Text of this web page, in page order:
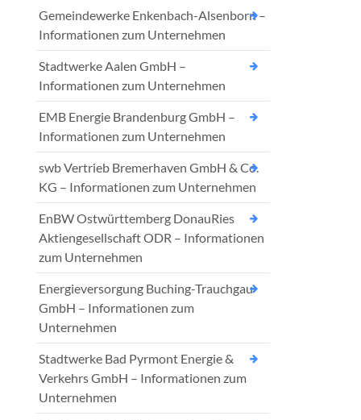
Gemeindewerke Enkenbach-Alsenborn –
Informationen zum Unternehmen
Stadtwerke Aalen GmbH –
Informationen zum Unternehmen
EMB Energie Brandenburg GmbH –
Informationen zum Unternehmen
swb Vertrieb Bremerhaven GmbH & Co.
KG – Informationen zum Unternehmen
EnBW Ostwürttemberg DonauRies
Aktiengesellschaft ODR – Informationen
zum Unternehmen
Energieversorgung Buching-Trauchgau
GmbH – Informationen zum
Unternehmen
Stadtwerke Bad Pyrmont Energie &
Verkehrs GmbH – Informationen zum
Unternehmen